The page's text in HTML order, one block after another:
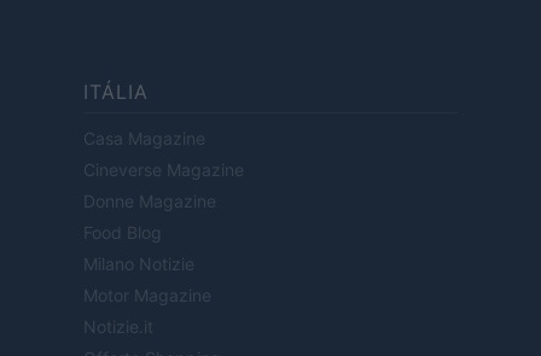
ITÁLIA
Casa Magazine
Cineverse Magazine
Donne Magazine
Food Blog
Milano Notizie
Motor Magazine
Notizie.it